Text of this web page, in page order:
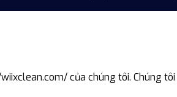
của chúng tôi. Chúng